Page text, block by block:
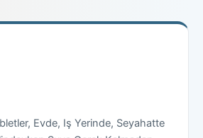
Evde, Iş Yerinde, Seyahatte